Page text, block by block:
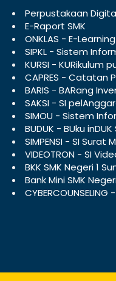
Perpustakaan
E-Raport SMK
ONKLAS - E-Learning
SIPKL - Sistem
KURSI - KURikulum
CAPRES - Catatan
BARIS - BARang
SAKSI - SI
SIMOU - Sistem
BUDUK - BUku inDUK
SIMPENSI - SI Surat
VIDEOTRON - SI
BKK SMK Negeri 1
Bank Mini SMK